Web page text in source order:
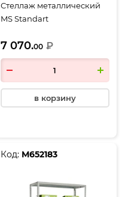
Стеллаж металлический
MS Standart
7 070.00 ₽
в корзину
Код: М652183